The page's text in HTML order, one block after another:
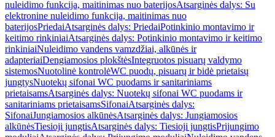
nuleidimo funkcija, maitinimas nuo baterijosAtsarginės dalys: Su
elektronine nuleidimo funkcija, maitinimas nuo
baterijosPriedaiAtsarginės dalys: PriedaiPotinkinio montavimo ir
keitimo rinkiniaiAtsarginės dalys: Potinkinio montavimo ir keitimo
rinkiniaiNuleidimo vandens vamzdžiai, alkūnės ir
adapteriaiDengiamosios plokštėsIntegruotos pisuarų valdymo
sistemosNuotolinė kontrolėWC puodų, pisuarų ir bidė prietaisų
jungtysNuotekų sifonai WC puodams ir sanitariniams
prietaisamsAtsarginės dalys: Nuotekų sifonai WC puodams ir
sanitariniams prietaisamsSifonaiAtsarginės dalys:
SifonaiJungiamosios alkūnėsAtsarginės dalys: Jungiamosios
alkūnėsTiesioji jungtisAtsarginės dalys: Tiesioji jungtisPrijungimo